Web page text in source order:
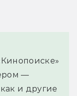
—
и другие